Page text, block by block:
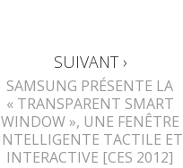
SUIVANT ›
SAMSUNG PRÉSENTE LA
« TRANSPARENT SMART
WINDOW », UNE FENÊTRE
TACTILE ET
INTERACTIVE [CES 2012]